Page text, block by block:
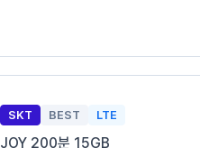
SKT BEST LTE
JOY 200분 15GB